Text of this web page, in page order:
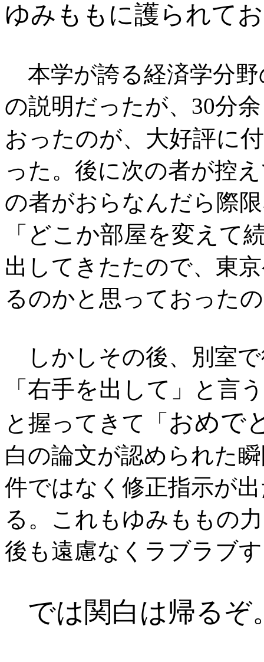
ゆみももに護られて
本学が誇る経済学分
の説明だったが、30分
おったのが、 大好評に
った。後に次の者が控
の者がおらなんだら際
「 どこか部屋を変えて
出してきたたので、東
るのかと思っておった
しかしその後、別室
「 右手を出して 」と言
と握ってきて「 おめで
白の論文が認められた
件ではなく修正指示が
る。これもゆみももの
後も遠慮なくラブラブ
では関白は帰るぞ